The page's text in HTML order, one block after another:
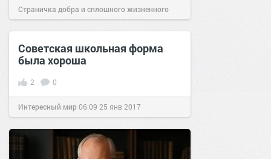
Страничка добра и сплошного жизненного
позитива! 23:0009 дек 2021
Советская школьная форма
была хороша
2 0
Интересный мир06:09 25 янв 2017